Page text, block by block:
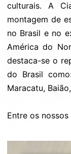
culturais. A
montagem de
no Brasil e no
América do
destaca-se o
do Brasil
Maracatu,
Entre os